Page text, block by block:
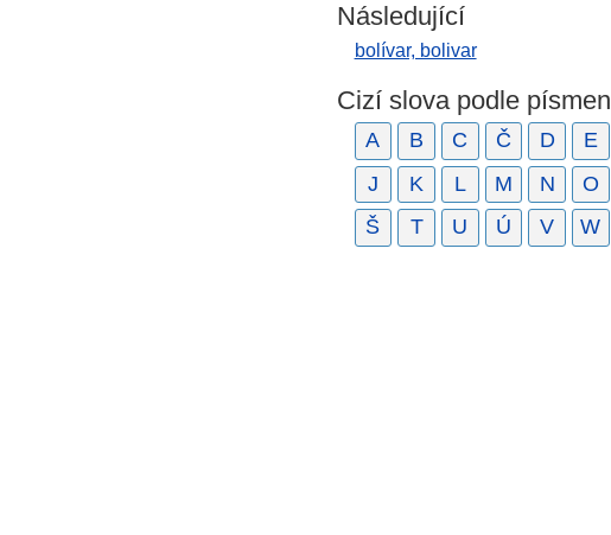
Následující
bolívar, bolivar
Cizí slova podle písmen
A B C Č D E
J
K L M N O
Š
T U Ú V W